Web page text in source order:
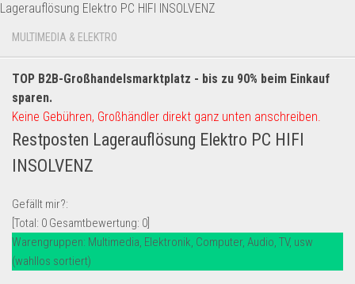
Geschäft, Büro & Schreibwaren
Geschenkartikel
Handy und Smartphone
Kosmetik & Pflege
Lebensmittel & Getränke
Multimedia & Elektro
Münzen
Spielzeug & Games
Schuhe & Accessoires
Lagerauflösung Elektro PC HIFI INSOLVENZ
MULTIMEDIA & ELEKTRO
TOP B2B-Großhandelsmarktplatz - bis zu 90% beim Einkauf
sparen.
Keine Gebühren, Großhändler direkt ganz unten anschreiben.
Restposten Lagerauflösung Elektro PC HIFI
INSOLVENZ
Gefällt mir?:
[Total: 0 Gesamtbewertung: 0
Warengruppen: Multimedia, Elektronik, Computer, Audio, TV, usw
(wahllos sortiert)